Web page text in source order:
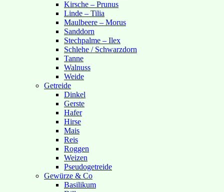
Kirsche – Prunus
Linde – Tilia
Maulbeere – Morus
Sanddorn
Stechpalme – Ilex
Schlehe / Schwarzdorn
Tanne
Walnuss
Weide
Getreide
Dinkel
Gerste
Hafer
Hirse
Mais
Reis
Roggen
Weizen
Pseudogetreide
Gewürze & Co
Basilikum